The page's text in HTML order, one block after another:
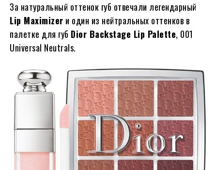
За натуральный оттенок губ отвечали легендарный
Lip Maximizer и один из нейтральных оттенков в
палетке для губ Dior Backstage Lip Palette, 001
Universal Neutrals.